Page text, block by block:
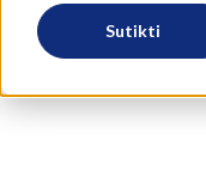
Sutikti